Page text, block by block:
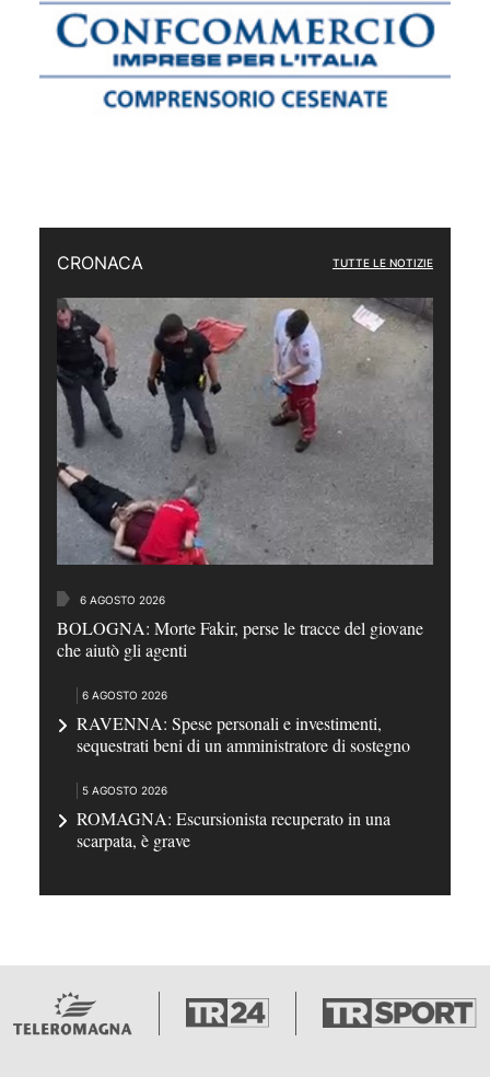
CRONACA TUTTE LE NOTIZIE
6 AGOSTO 2026
BOLOGNA: Morte Fakir, perse le tracce del giovane
che aiutò gli agenti
6 AGOSTO 2026
RAVENNA: Spese personali e investimenti,
sequestrati beni di un amministratore di sostegno
5 AGOSTO 2026
ROMAGNA: Escursionista recuperato in una
scarpata, è grave